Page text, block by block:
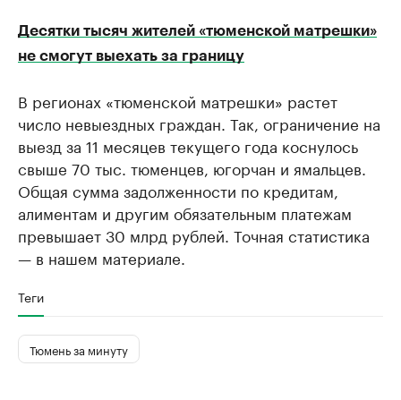
Десятки тысяч жителей «тюменской матрешки»
не смогут выехать за границу
В регионах «тюменской матрешки» растет
число невыездных граждан. Так, ограничение на
выезд за 11 месяцев текущего года коснулось
свыше 70 тыс. тюменцев, югорчан и ямальцев.
Общая сумма задолженности по кредитам,
алиментам и другим обязательным платежам
превышает 30 млрд рублей. Точная статистика
— в нашем материале.
Теги
Тюмень за минуту